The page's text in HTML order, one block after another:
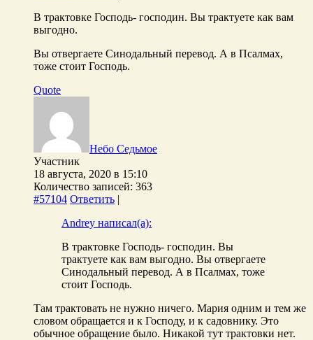
В трактовке Господь- господин. Вы трактуете как вам
выгодно.
Вы отвергаете Синодальный перевод. А в Псалмах,
тоже стоит Господь.
Quote
Небо Седьмое
Участник
18 августа, 2020 в 15:10
Количество записей: 363
#57104 Ответить |
Andrey написал(а):
В трактовке Господь- господин. Вы
трактуете как вам выгодно. Вы отвергаете
Синодальный перевод. А в Псалмах, тоже
стоит Господь.
Там трактовать не нужно ничего. Мария одним и тем же
словом обращается и к Господу, и к садовнику. Это
обычное обращение было. Никакой тут трактовки нет.